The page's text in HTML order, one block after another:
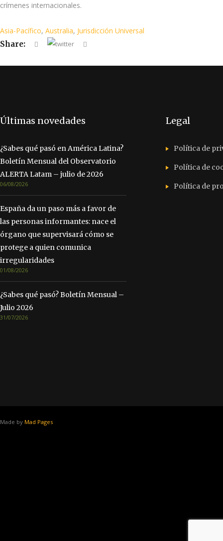
crímenes internacionales.
Asia-Pacífico, Australia, Jurisdicción Universal
Share:
Últimas novedades
¿Sabes qué pasó en América Latina?
Boletín Mensual del Observatorio
ALERTA Latam – julio de 2026
06/08/2026
España da un paso más a favor de
las personas informantes: nace el
órgano que supervisará cómo se
protege a quien comunica
irregularidades
01/08/2026
¿Sabes qué pasó? Boletín Mensual –
Julio 2026
31/07/2026
Legal
Política de
Política de
Política de
Made by Mad Pages